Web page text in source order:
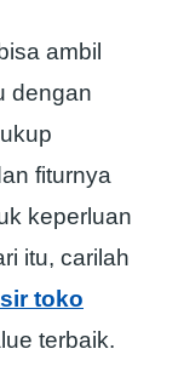
ambil
dengan
fiturnya
keperluan
itu, carilah
toko
terbaik.